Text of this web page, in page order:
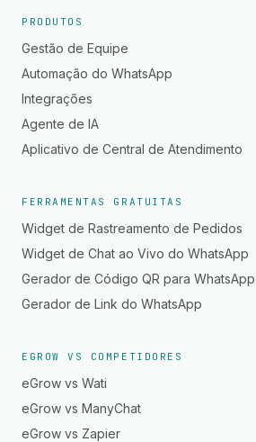
PRODUTOS
Gestão de Equipe
Automação do WhatsApp
Integrações
Agente de IA
Aplicativo de Central de Atendimento
FERRAMENTAS GRATUITAS
Widget de Rastreamento de Pedidos
Widget de Chat ao Vivo do WhatsApp
Gerador de Código QR para WhatsApp
Gerador de Link do WhatsApp
EGROW VS COMPETIDORES
eGrow vs Wati
eGrow vs ManyChat
eGrow vs Zapier